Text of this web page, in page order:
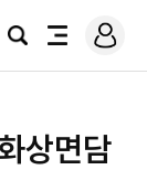
검
전
로
그
상면담